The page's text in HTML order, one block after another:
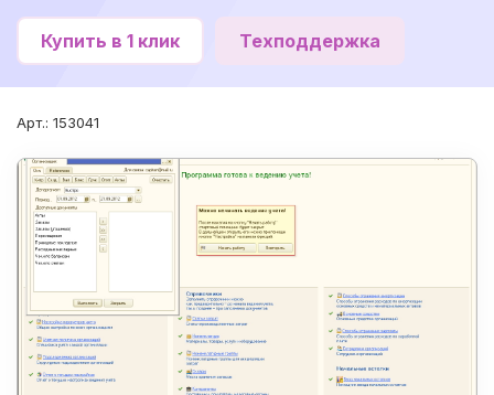
Купить в 1 клик Техподдержка
Арт.: 153041